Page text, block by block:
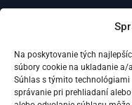
Na poskytovanie tých
súbory cookie na ukladanie
Súhlas s týmito
správanie pri prehliadaní
Dokumenty
Všeobecné